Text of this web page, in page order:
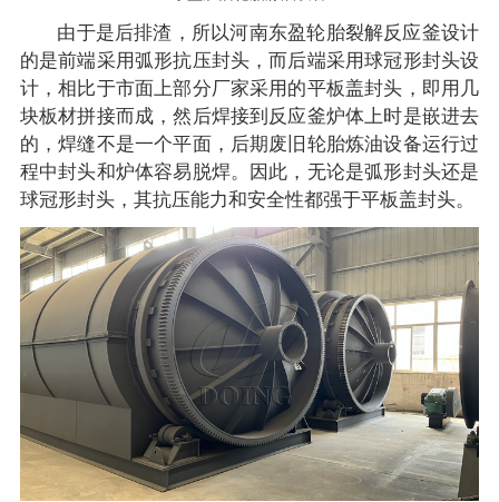
由于是后排渣，所以河南东盈轮胎裂解反应釜设计
的是前端采用弧形抗压封头，而后端采用球冠形封头设
计，相比于市面上部分厂家采用的平板盖封头，即用几
块板材拼接而成，然后焊接到反应釜炉体上时是嵌进去
的，焊缝不是一个平面，后期废旧轮胎炼油设备运行过
程中封头和炉体容易脱焊。因此，无论是弧形封头还是
球冠形封头，其抗压能力和安全性都强于平板盖封头。